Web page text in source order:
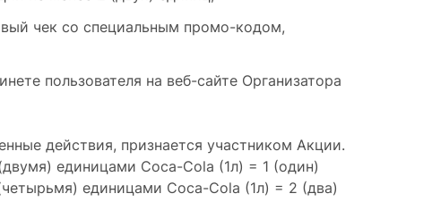
чек со специальным промо-кодом,
пользователя на веб-сайте Организатора
действия, признается участником Акции.
единицами Coca-Cola (1л) = 1 (один)
единицами Coca-Cola (1л) = 2 (два)